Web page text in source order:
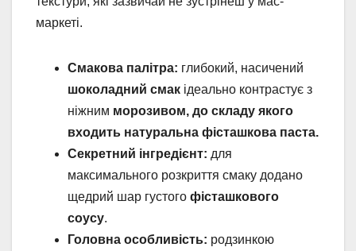
маркеті.
Смакова палітра: глибокий, насичений
шоколадний смак ідеально контрастує з
ніжним морозивом, до складу якого
входить натуральна фісташкова паста.
Секретний інгредієнт: для
максимального розкриття смаку додано
щедрий шар густого фісташкового
соусу.
Головна особливість: родзинкою